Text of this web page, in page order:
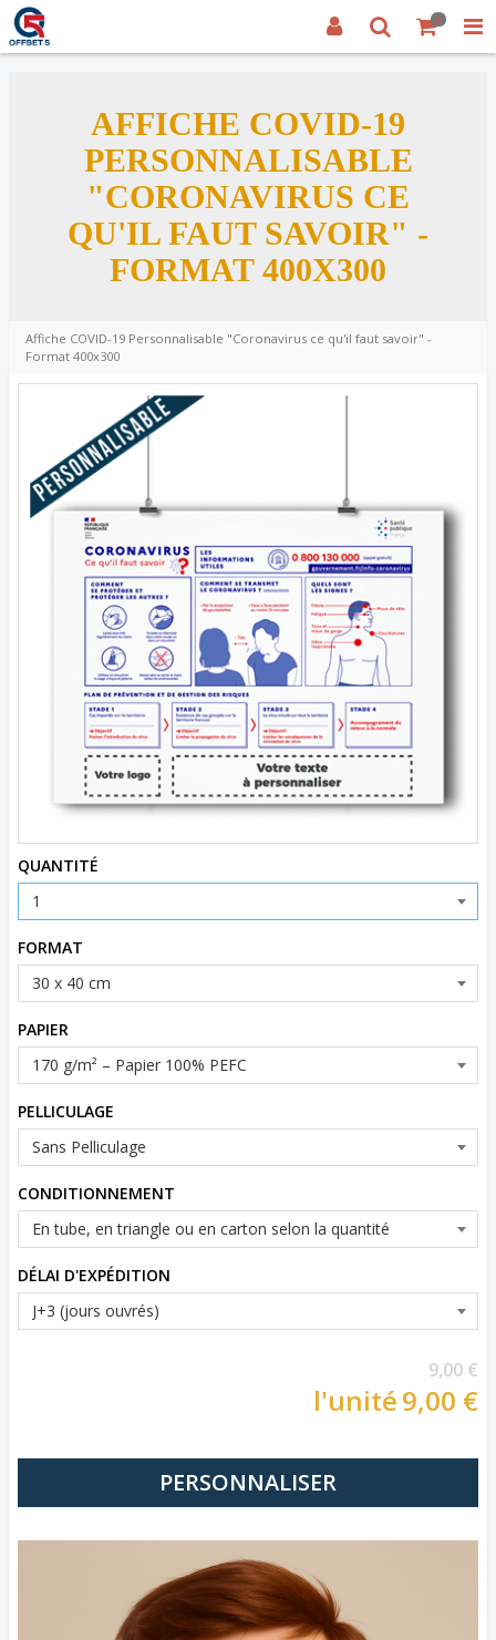
0
AFFICHE COVID-19
PERSONNALISABLE
"CORONAVIRUS CE
QU'IL FAUT SAVOIR" -
FORMAT 400X300
Affiche COVID-19 Personnalisable "Coronavirus ce qu'il faut savoir" -
Format 400x300
QUANTITÉ
FORMAT
PAPIER
PELLICULAGE
CONDITIONNEMENT
DÉLAI D'EXPÉDITION
9,00 €
l'unité9,00 €